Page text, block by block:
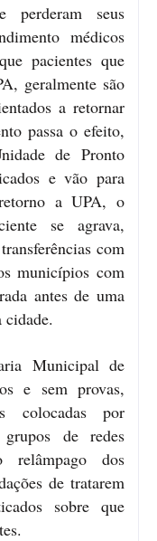
perderam seus
médicos
pacientes que
geralmente são
a retornar
passa o efeito,
de Pronto
e vão para
a UPA, o
se agrava,
com
municípios com
antes de uma
cidade.
Municipal de
e sem provas,
colocadas por
de redes
relâmpago dos
de tratarem
sobre que